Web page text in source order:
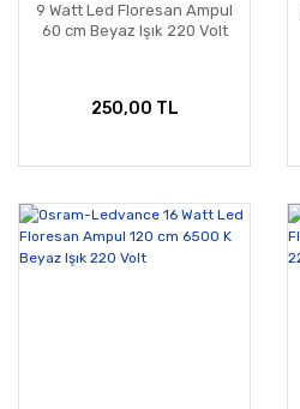
9 Watt Led Floresan Ampul
60 cm Beyaz Işık 220 Volt
250,00 TL